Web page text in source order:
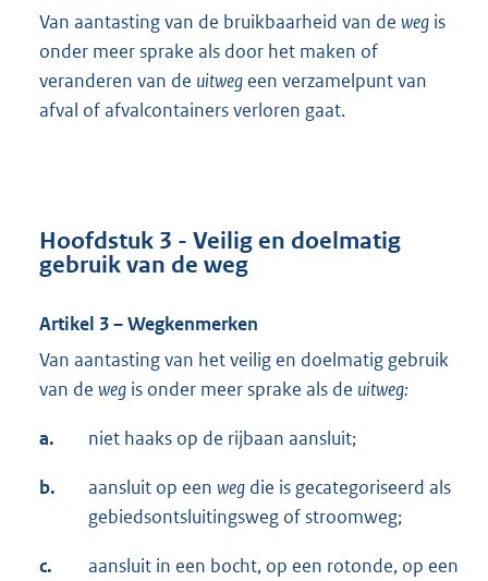
Van aantasting van de bruikbaarheid van de weg is
onder meer sprake als door het maken of
veranderen van de uitweg een verzamelpunt van
afval of afvalcontainers verloren gaat.
Hoofdstuk 3 - Veilig en doelmatig
gebruik van de weg
Artikel 3 – Wegkenmerken
Van aantasting van het veilig en doelmatig gebruik
van de weg is onder meer sprake als de uitweg:
a. niet haaks op de rijbaan aansluit;
b. aansluit op een weg die is gecategoriseerd als
gebiedsontsluitingsweg of stroomweg;
c.
aansluit in een bocht, op een rotonde, op een